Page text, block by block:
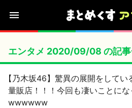
エンタメ 2020/09/08 の記
【乃木坂46】驚異の展開をしてい
量販店！！！今回も凄いことに
wwwwww